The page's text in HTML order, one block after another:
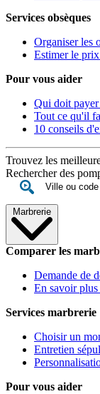
Services obsèques
Organiser les
Estimer le prix
Pour vous aider
Qui doit payer
Tout ce qu'il
10 conseils
Trouvez les
Rechercher des
Marbrerie
Comparer les
Demande de
En savoir
Services marbrerie
Choisir un
Entretien
Pour vous aider